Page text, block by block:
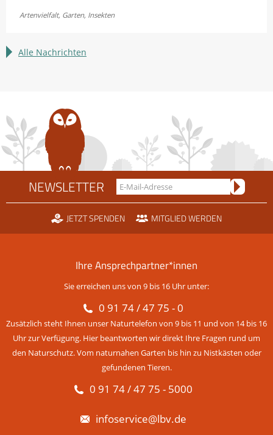
Bayerns
erleben
Artenvielfalt, Garten, Insekten
Alle Nachrichten
NEWSLETTER
JETZT SPENDEN MITGLIED WERDEN
Ihre Ansprechpartner*innen
Sie erreichen uns von 9 bis 16 Uhr unter:
0 91 74 / 47 75 - 0
Zusätzlich steht Ihnen unser Naturtelefon von 9 bis 11 und von 14 bis 16
Uhr zur Verfügung. Hier beantworten wir direkt Ihre Fragen rund um
den Naturschutz. Vom naturnahen Garten bis hin zu Nistkästen oder
gefundenen Tieren.
0 91 74 / 47 75 - 5000
infoservice@lbv.de